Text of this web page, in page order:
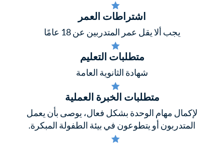
اشتراطات العمر
يجب ألا يقل عمر المتدربين عن 18 عامًا
متطلبات التعليم
شهادة الثانوية العامة
متطلبات الخبرة العملية
لإكمال مهام الوحدة بشكل فعال، يوصى بأن يعمل
المتدربون أو يتطوعون في بيئة الطفولة المبكرة.